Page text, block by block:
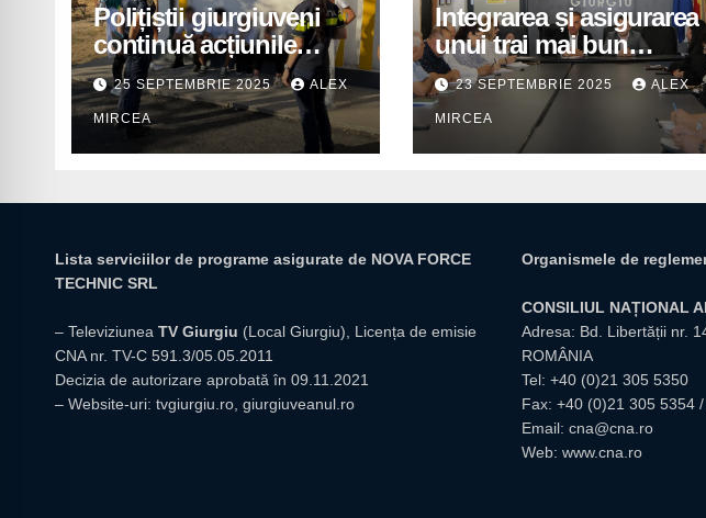
Polițiștii giurgiuveni
continuă acțiunile
preventive în școli
25 SEPTEMBRIE 2025 ALEX
MIRCEA
Integrarea și asigurarea
unui trai mai bun
pentru cetățenii romi,
prioritate pentru
instituțiile publice
giurgiuvene
23 SEPTEMBRIE 2025 ALEX
MIRCEA
Lista serviciilor de programe asigurate de NOVA FORCE
TECHNIC SRL
– Televiziunea TV Giurgiu (Local Giurgiu), Licența de emisie
CNA nr. TV-C 591.3/05.05.2011
Decizia de autorizare aprobată în 09.11.2021
– Website-uri: tvgiurgiu.ro giurgiuveanul.ro
Organismele de
CONSILIUL NAȚIONAL
Adresa: Bd. Libertății nr.
ROMÂNIA
Tel: +40 (0)21 305 5350
Fax: +40 (0)21 305 5354 /
Email: cna@cna.ro
Web: www.cna.ro